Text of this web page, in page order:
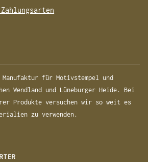
für Motivstempel und
Wendland und Lüneburger Heide. Bei
Produkte versuchen wir so weit es
zu verwenden.